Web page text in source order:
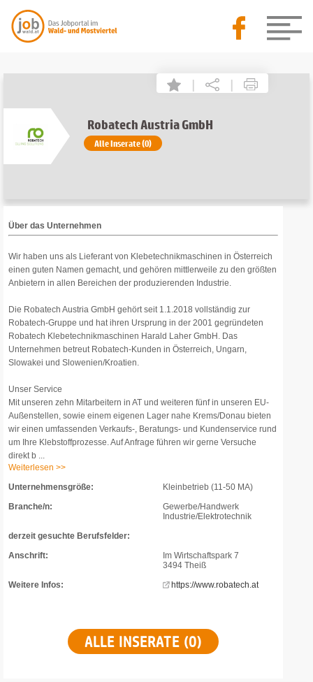
| |
Robatech Austria GmbH
Alle Inserate (0)
Über das Unternehmen
Wir haben uns als Lieferant von Klebetechnikmaschinen in Österreich
einen guten Namen gemacht, und gehören mittlerweile zu den größten
Anbietern in allen Bereichen der produzierenden Industrie.
Die Robatech Austria GmbH gehört seit 1.1.2018 vollständig zur
Robatech-Gruppe und hat ihren Ursprung in der 2001 gegründeten
Robatech Klebetechnikmaschinen Harald Laher GmbH. Das
Unternehmen betreut Robatech-Kunden in Österreich, Ungarn,
Slowakei und Slowenien/Kroatien.
Unser Service
Mit unseren zehn Mitarbeitern in AT und weiteren fünf in unseren EU-
Außenstellen, sowie einem eigenen Lager nahe Krems/Donau bieten
wir einen umfassenden Verkaufs-, Beratungs- und Kundenservice rund
um Ihre Klebstoffprozesse. Auf Anfrage führen wir gerne Versuche
direkt b ...
Weiterlesen >>
Unternehmensgröße:
Kleinbetrieb (11-50 MA)
Branche/n:
Gewerbe/Handwerk
Industrie/Elektrotechnik
derzeit gesuchte Berufsfelder:
Anschrift:
Im Wirtschaftspark 7
3494 Theiß
Weitere Infos:
https://www.robatech.at
ALLE INSERATE (0)